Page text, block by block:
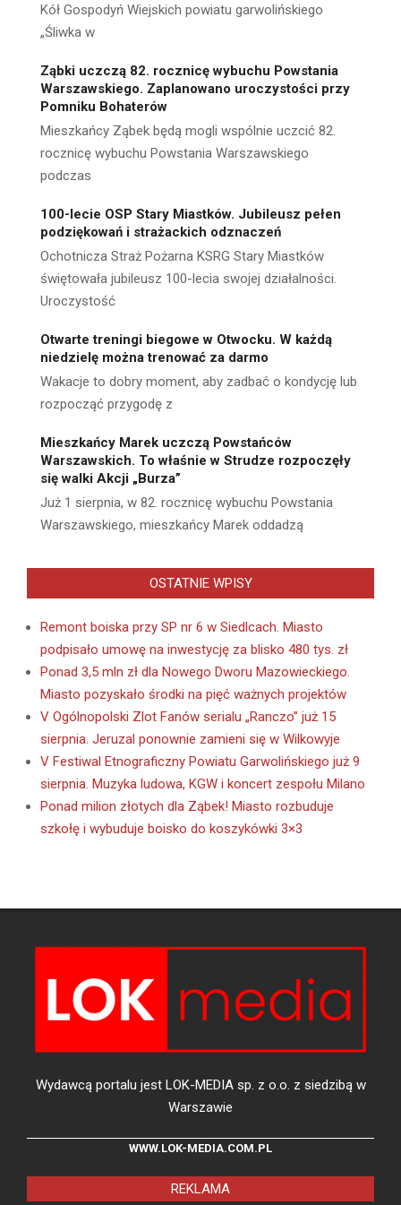
Kół Gospodyń Wiejskich powiatu garwolińskiego
„Śliwka w
Ząbki uczczą 82. rocznicę wybuchu Powstania
Warszawskiego. Zaplanowano uroczystości przy
Pomniku Bohaterów
Mieszkańcy Ząbek będą mogli wspólnie uczcić 82.
rocznicę wybuchu Powstania Warszawskiego
podczas
100-lecie OSP Stary Miastków. Jubileusz pełen
podziękowań i strażackich odznaczeń
Ochotnicza Straż Pożarna KSRG Stary Miastków
świętowała jubileusz 100-lecia swojej działalności.
Uroczystość
Otwarte treningi biegowe w Otwocku. W każdą
niedzielę można trenować za darmo
Wakacje to dobry moment, aby zadbać o kondycję lub
rozpocząć przygodę z
Mieszkańcy Marek uczczą Powstańców
Warszawskich. To właśnie w Strudze rozpoczęły
się walki Akcji „Burza”
Już 1 sierpnia, w 82. rocznicę wybuchu Powstania
Warszawskiego, mieszkańcy Marek oddadzą
OSTATNIE WPISY
Remont boiska przy SP nr 6 w Siedlcach. Miasto
podpisało umowę na inwestycję za blisko 480 tys. zł
Ponad 3,5 mln zł dla Nowego Dworu Mazowieckiego.
Miasto pozyskało środki na pięć ważnych projektów
V Ogólnopolski Zlot Fanów serialu „Ranczo” już 15
sierpnia. Jeruzal ponownie zamieni się w Wilkowyje
V Festiwal Etnograficzny Powiatu Garwolińskiego już 9
sierpnia. Muzyka ludowa, KGW i koncert zespołu Milano
Ponad milion złotych dla Ząbek! Miasto rozbuduje
szkołę i wybuduje boisko do koszykówki 3×3
Wydawcą portalu jest LOK-MEDIA sp. z o.o. z siedzibą w
Warszawie
WWW.LOK-MEDIA.COM.PL
REKLAMA